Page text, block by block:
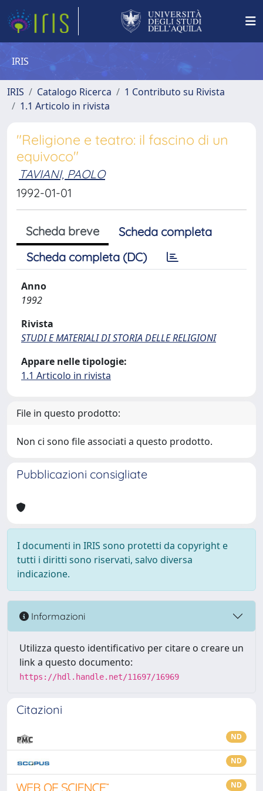
IRIS
IRIS Catalogo Ricerca
1 Contributo su Rivista
1.1 Articolo in rivista
"Religione e teatro: il fascino di un
equivoco"
TAVIANI, PAOLO
1992-01-01
Scheda breve
Scheda completa
Scheda completa (DC)
Anno
1992
Rivista
STUDI E MATERIALI DI STORIA DELLE RELIGIONI
Appare nelle tipologie:
1.1 Articolo in rivista
File in questo prodotto:
Non ci sono file associati a questo prodotto.
Pubblicazioni consigliate
I documenti in IRIS sono protetti da copyright e
tutti i diritti sono riservati, salvo diversa
indicazione.
Informazioni
Utilizza questo identificativo per citare o creare un
link a questo documento:
https://hdl.handle.net/11697/16969
Citazioni
ND
ND
ND